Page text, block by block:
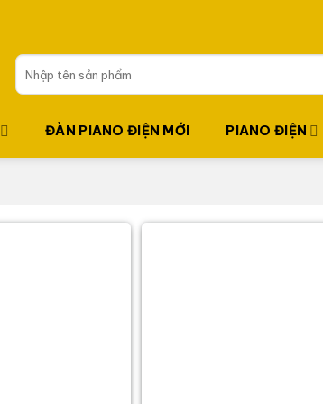
Tìm
kiếm:
ĐÀN PIANO ĐIỆN MỚI PIANO ĐIỆN